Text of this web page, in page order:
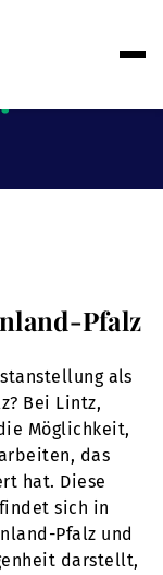
Pfalz
als
Bei Lintz,
Möglichkeit,
das
hat. Diese
sich in
Pfalz und
darstellt,